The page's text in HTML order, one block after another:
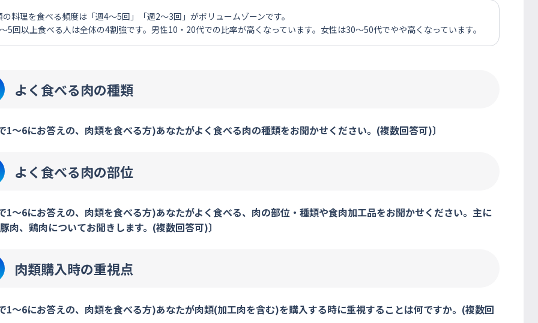
の料理を食べる頻度は「週4～5回」「週2～3回」がボリュームゾーンです。
5回以上食べる人は全体の4割強です。男性10・20代での比率が高くなっています。女性は30～50代でやや高くなっています。
よく食べる肉の種類
1～6にお答えの、肉類を食べる方)あなたがよく食べる肉の種類をお聞かせください。(複数回答可)〕
よく食べる肉の部位
1～6にお答えの、肉類を食べる方)あなたがよく食べる、肉の部位・種類や食肉加工品をお聞かせください。主に
肉、鶏肉についてお聞きします。(複数回答可)〕
肉類購入時の重視点
1～6にお答えの、肉類を食べる方)あなたが肉類(加工肉を含む)を購入する時に重視することは何ですか。(複数回